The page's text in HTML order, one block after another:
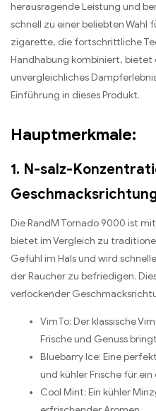
herausragende Leistung und
schnell zu einer beliebten Wahl
zigarette, die fortschrittliche
Handhabung kombiniert, bietet
unvergleichliches
Einführung in dieses Produkt.
Hauptmerkmale:
1. N-salz-
Die RandM Tornado 9000 ist
bietet im Vergleich zu
Gefühl im Hals und wird
der Raucher zu befriedigen.
verlockender
VimTo: Der klassische
Frische und Genuss
Bluebarry Ice: Eine
und kühler Frische für
Cool Mint: Ein kühler